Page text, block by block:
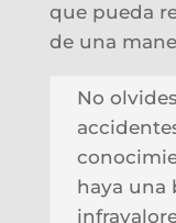
que pueda
de una
No
haya una